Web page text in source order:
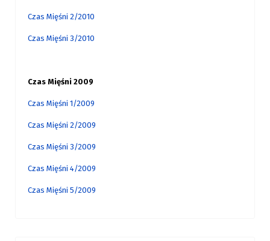
Czas Mięśni 2/2010
Czas Mięśni 3/2010
Czas Mięśni 2009
Czas Mięśni 1/2009
Czas Mięśni 2/2009
Czas Mięśni 3/2009
Czas Mięśni 4/2009
Czas Mięśni 5/2009